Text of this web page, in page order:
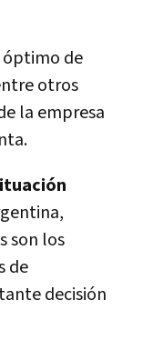
óptimo de
otros
la empresa
son los
de
decisión